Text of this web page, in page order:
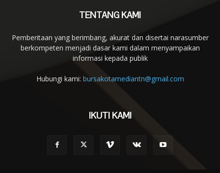
TENTANG KAMI
Pemberitaan yang berimbang, akurat dan disertai narasumber
berkompeten menjadi dasar kami dalam menyampaikan
informasi kepada publik
Hubungi kami: bursakotamediantn@gmail.com
IKUTI KAMI